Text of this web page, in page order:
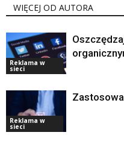
WIĘCEJ OD AUTORA
Reklama w
sieci
Reklama w
sieci